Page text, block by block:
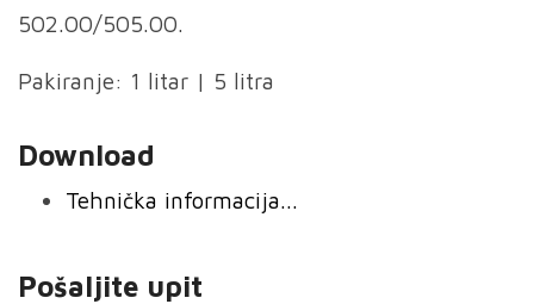
502.00/505.00.
Pakiranje: 1 litar | 5 litra
Download
Tehnička informacija...
Pošaljite upit